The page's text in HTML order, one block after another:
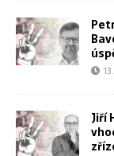
Jiří